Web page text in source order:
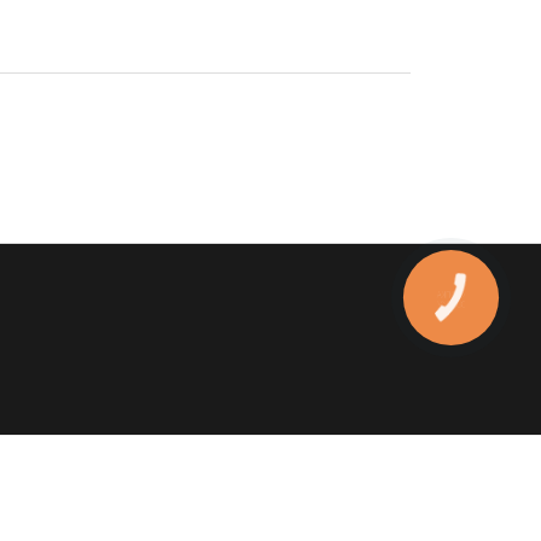
КНОПКА
ЗВ'ЯЗКУ